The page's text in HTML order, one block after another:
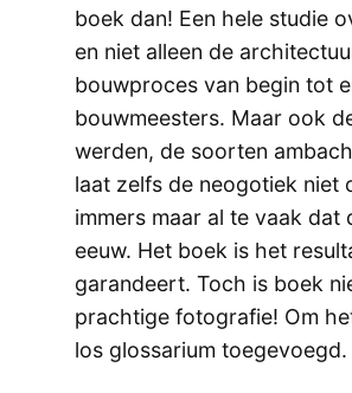
boek dan! Een hele studie
en niet alleen de
bouwproces van begin tot
bouwmeesters. Maar ook
werden, de soorten
laat zelfs de neogotiek niet
immers maar al te vaak
eeuw. Het boek is het
garandeert. Toch is boek
prachtige fotografie! Om
los glossarium